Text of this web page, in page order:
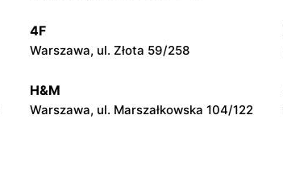
Żabka
4F
Warszawa, ul. Złota 59/258
H&M
Warszawa, ul. Marszałkowska 104/122